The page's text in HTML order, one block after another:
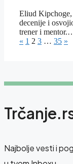
Eliud
decenije i
trener i
« 1 2 3 … 35 »
Najbolje vesti i